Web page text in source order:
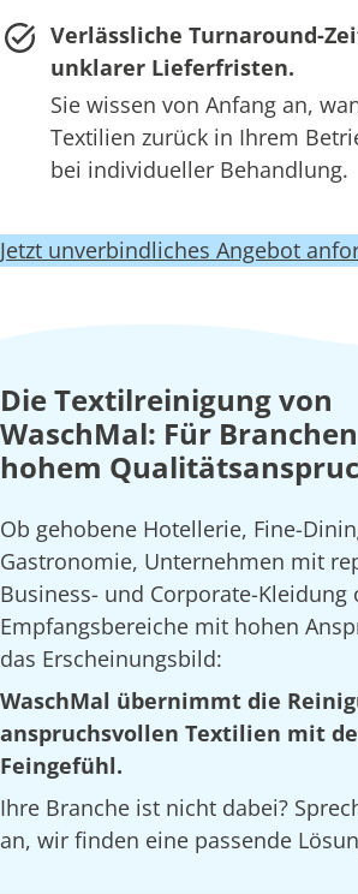
Verlässliche Turnaround-
unklarer Lieferfristen.
Sie wissen von Anfang an,
Textilien zurück in Ihrem
bei individueller Behandlung.
Jetzt unverbindliches Angebot
Die Textilreinigung von
WaschMal: Für
hohem
Ob gehobene Hotellerie, Fine-
Gastronomie, Unternehmen mit
Business- und Corporate-Kleidung
Empfangsbereiche mit hohen
das Erscheinungsbild:
WaschMal übernimmt die
anspruchsvollen Textilien mit
Feingefühl.
Ihre Branche ist nicht dabei?
an, wir finden eine passende